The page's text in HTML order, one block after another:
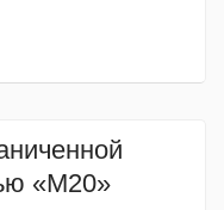
«М20»